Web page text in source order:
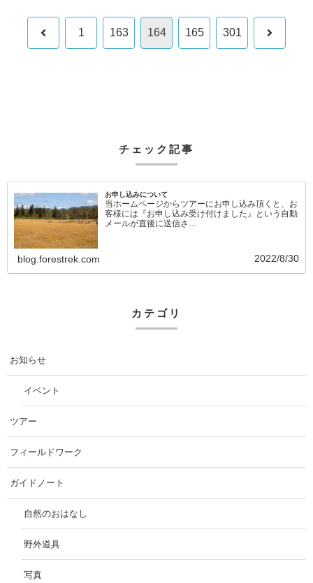
前 1 163 164 165 301 次
チェック記事
お申し込みについて
当ホームページからツアーにお申し込み頂くと、お
客様には『お申し込み受け付けました』という自動
メールが直後に送信さ…
blog.forestrek.com 2022/8/30
カテゴリ
お知らせ
イベント
ツアー
フィールドワーク
ガイドノート
自然のおはなし
野外道具
写真